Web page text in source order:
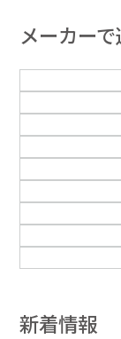
メーカー
新着情報